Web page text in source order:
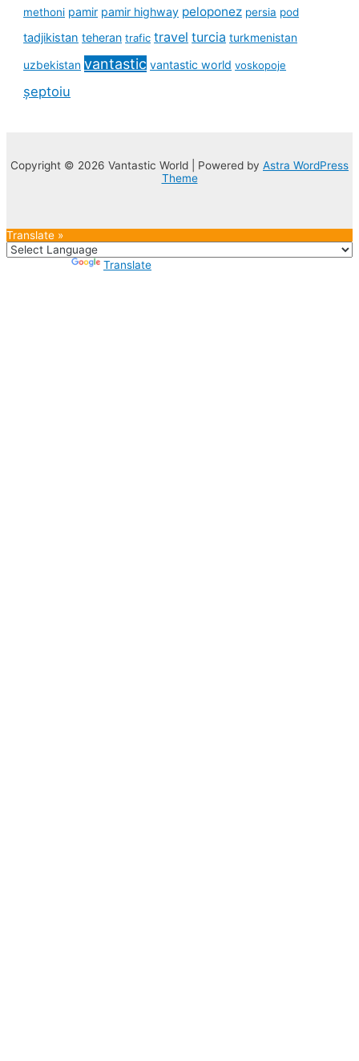
methoni pamir pamir highway peloponez persia pod
tadjikistan teheran trafic travel turcia turkmenistan
uzbekistan vantastic vantastic world voskopoje
șeptoiu
Copyright © 2026 Vantastic World | Powered by Astra WordPress
Theme
Translate »
Translate